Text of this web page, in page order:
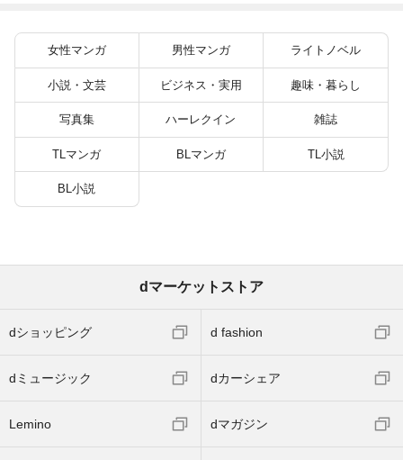
バーと世界に復讐＆
（２３）
女性マンガ 男性マンガ ライトノベル
小説・文芸 ビジネス・実用 趣味・暮らし
写真集 ハーレクイン 雑誌
TLマンガ BLマンガ TL小説
BL小説
dマーケットストア
dショッピング d fashion
dミュージック dカーシェア
Lemino dマガジン